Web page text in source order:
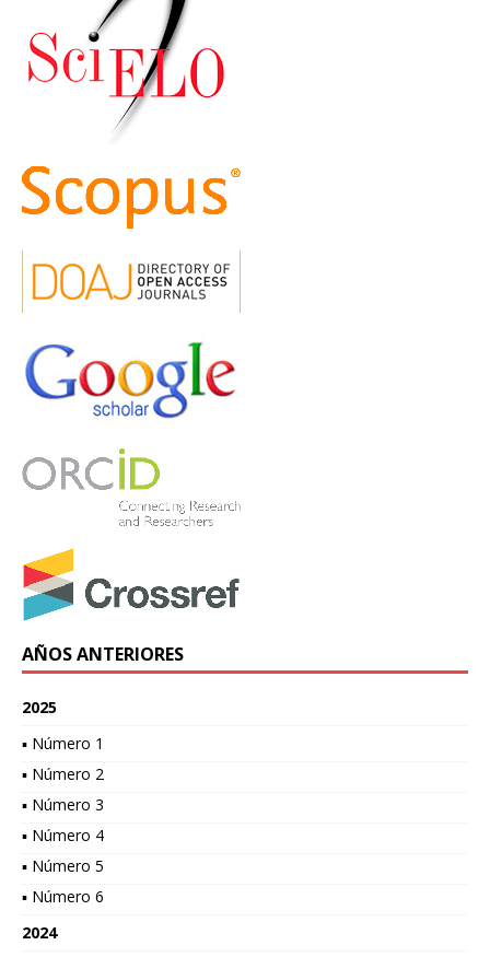
AÑOS ANTERIORES
2025
▪ Número 1
▪ Número 2
▪ Número 3
▪ Número 4
▪ Número 5
▪ Número 6
2024